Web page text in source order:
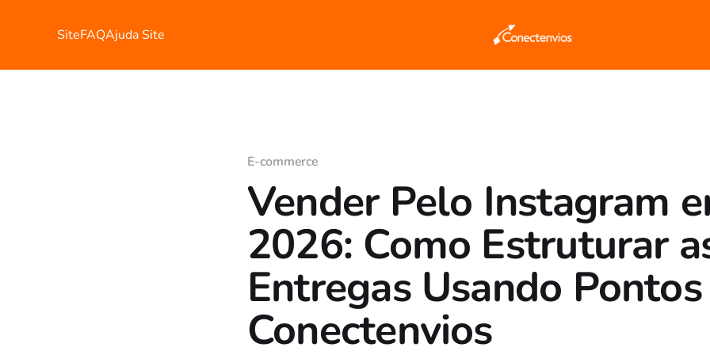
SiteFAQAjuda Site
E-commerce
Vender Pelo Instagram
2026: Como Estruturar
Entregas Usando Pontos
Conectenvios